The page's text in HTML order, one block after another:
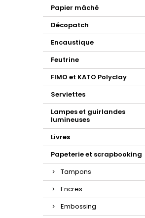
Papier mâché
Décopatch
Encaustique
Feutrine
FIMO et KATO Polyclay
Serviettes
Lampes et guirlandes
lumineuses
Livres
Papeterie et scrapbooking
Tampons
Encres
Embossing